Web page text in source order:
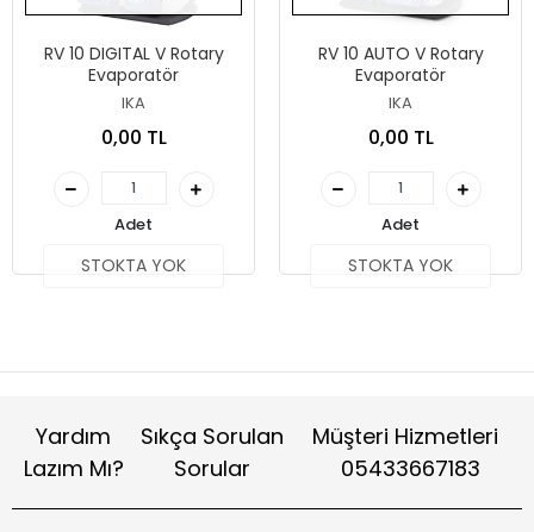
RV 10 DIGITAL V Rotary
Evaporatör
IKA
0,00 TL
Adet
STOKTA YOK
RV 10 AUTO V Rotary
Evaporatör
IKA
0,00 TL
Adet
STOKTA YOK
Yardım
Lazım Mı?
Sıkça Sorulan
Sorular
Müşteri Hizmetleri
05433667183